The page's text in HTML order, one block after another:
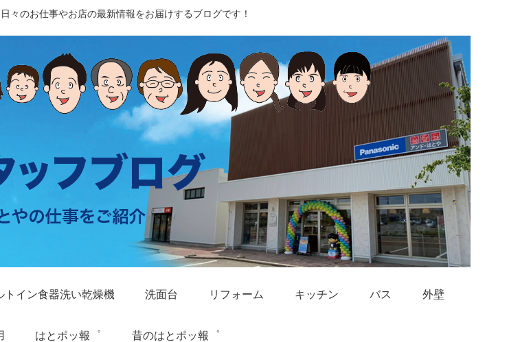
々のお仕事やお店の最新情報をお届けするブログです！
トイン食器洗い乾燥機 洗面台 リフォーム キッチン バス 外壁
はとポッ報゜ 昔のはとポッ報゜